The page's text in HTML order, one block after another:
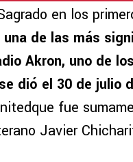
en los
una de las más
Akron, uno de
dió el 30 de julio
fue
Javier